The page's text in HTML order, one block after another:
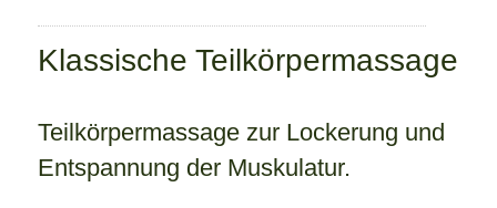
Klassische Teilkörpermassage
Teilkörpermassage zur Lockerung und
Entspannung der Muskulatur.